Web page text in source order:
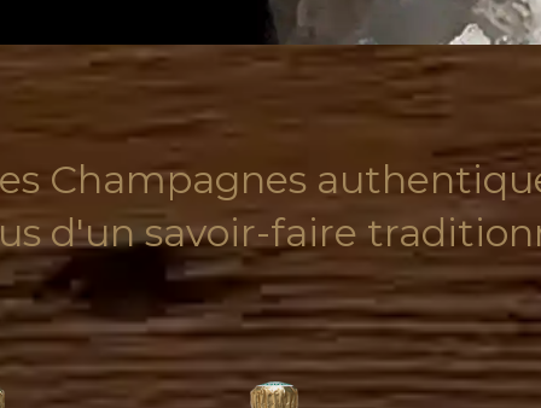
Champagnes
d'un savoir-faire